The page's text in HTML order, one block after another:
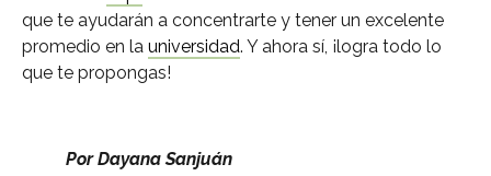
que te ayudarán a concentrarte y tener un excelente
promedio en la universidad. Y ahora sí, ¡logra todo lo
que te propongas!
Por Dayana Sanjuán